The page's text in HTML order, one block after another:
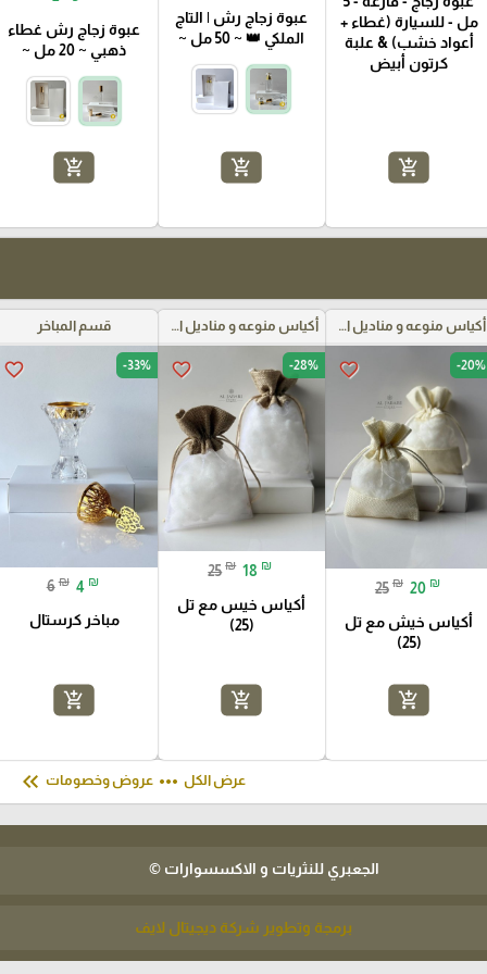
مل - للسيارة (غطاء +
أعواد خشب) & علبة
كرتون أبيض
add_shopping_cart
عبوة زجاج رش | التاج
الملكي 👑 ~ 50 مل ~
add_shopping_cart
عبوة زجاج رش غطاء
ذهبي ~ 20 مل ~
add_shopping_cart
أكياس منوعه و مناديل اعراس
favorite_border -20%
25 ₪ 20 ₪
أكياس خيش مع تل
(25)
add_shopping_cart
أكياس منوعه و مناديل اعراس
favorite_border -28%
25 ₪ 18 ₪
أكياس خيس مع تل
(25)
add_shopping_cart
قسم المباخر
favorite_border -33%
6 ₪ 4 ₪
مباخر كرستال
add_shopping_cart
عرض الكل more_horiz عروض وخصومات keyboard_double_arrow_left
الجعبري للنثريات و الاكسسوارات ©
برمجة وتطوير شركة ديجيتال لايف